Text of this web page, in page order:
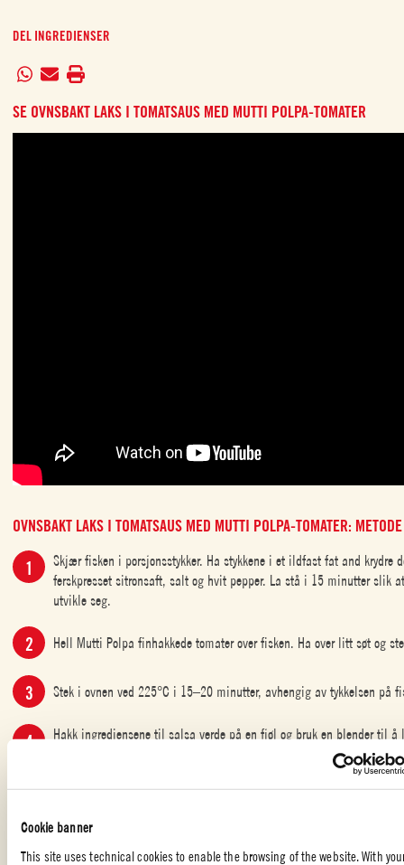
Cookie banner
This site uses technical cookies to enable the browsing of the website. With
DEL INGREDIENSER
SE OVNSBAKT LAKS I TOMATSAUS MED MUTTI POLPA-TOMATER
OVNSBAKT LAKS I TOMATSAUS MED MUTTI POLPA-TOMATER: METODE
Skjær fisken i porsjonsstykker. Ha stykkene i et ildfast fat and krydre
ferskpresset sitronsaft, salt og hvit pepper. La stå i 15 minutter slik
utvikle seg.
Hell Mutti Polpa finhakkede tomater over fisken. Ha over litt søt og
Stek i ovnen ved 225°C i 15–20 minutter, avhengig av tykkelsen på
Hakk ingrediensene til salsa verde på en fjøl og bruk en blender til å